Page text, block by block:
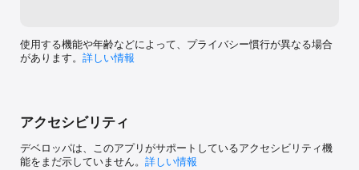
どが利用でき、それらの決済まで完了させることができます。
※こちらの機能はiOS 13.0以上で利用可能です。
リアルカードを紛失しても、ご自身でアプリからすぐにカードの利
用を停止できるので、お電話で申告などの手続きは不要です。
＜こんな方におすすめです！＞
使用する機能や年齢などによって、プライバシー慣行が異なる場合
があります。 詳しい情報
アクセシビリティ
デベロッパは、このアプリがサポートしているアクセシビリティ機
能をまだ示していません。 詳しい情報